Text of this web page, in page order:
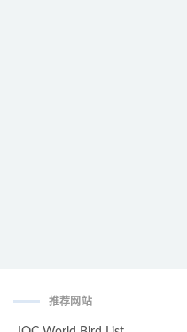
推荐网站